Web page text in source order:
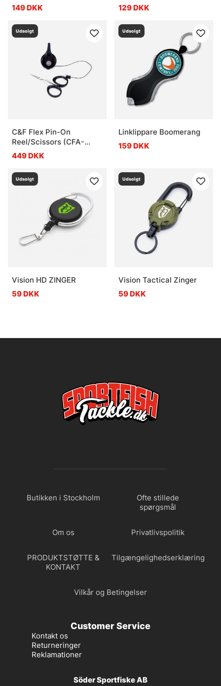
149 DKK
129 DKK
Udsolgt
C&F Flex Pin-On
Reel/Scissors (CFA-
72WS)
449 DKK
Udsolgt
Linklippare Boomerang
159 DKK
Udsolgt
Vision HD ZINGER
59 DKK
Udsolgt
Vision Tactical Zinger
59 DKK
Butikken i Stockholm
Ofte stillede
spørgsmål
Om os Privatlivspolitik
PRODUKTSTØTTE &
KONTAKT
Tilgængelighedserklæring
Vilkår og Betingelser
Customer Service
Kontakt os
Returneringer
Reklamationer
Söder Sportfiske AB